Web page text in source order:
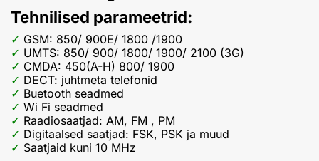
Tehnilised parameetrid:
GSM: 850/ 900E/ 1800 /1900
UMTS: 850/ 900/ 1800/ 1900/ 2100 (3G)
CMDA: 450(A-H) 800/ 1900
DECT: juhtmeta telefonid
Buetooth seadmed
Wi Fi seadmed
Raadiosaatjad: AM, FM , PM
Digitaalsed saatjad: FSK, PSK ja muud
Saatjaid kuni 10 MHz